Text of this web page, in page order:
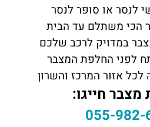
לנסר או סופר לנסר
במדויק לרכב שלכם
לפני החלפת המצבר
מצבר חייגו:
055-982-